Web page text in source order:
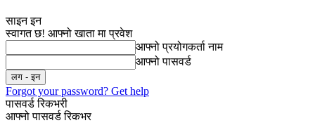
साइन इन
स्वागत छ! आफ्नो खाता मा प्रवेश
आफ्नो प्रयोगकर्ता नाम
आफ्नो पासवर्ड
Forgot your password? Get help
पासवर्ड रिकभरी
आफ्नो पासवर्ड रिकभर